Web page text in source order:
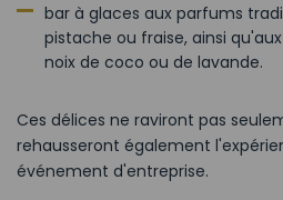
bar à glaces aux parfums
pistache ou fraise, ainsi
noix de coco ou de lavande.
Ces délices ne raviront pas
rehausseront également
événement d'entreprise.